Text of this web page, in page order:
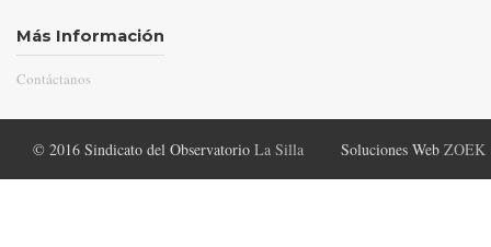
Más Información
Contáctanos
© 2016 Sindicato del Observatorio La Silla Soluciones Web ZOEK